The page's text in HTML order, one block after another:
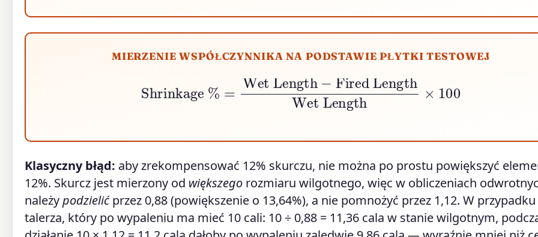
MIERZENIE WSPÓŁCZYNNIKA NA PODSTAWIE PŁYTKI TESTOWEJ
Wet Length−Fired LengthWet Length
Klasyczny błąd: aby zrekompensować 12% skurczu, nie można po prostu powiększyć
12%. Skurcz jest mierzony od większego rozmiaru wilgotnego, więc w obliczeniach
należypodzielićprzez 0,88 (powiększenie o 13,64%), a nie pomnożyć przez 1,12. W przypadku
talerza, który po wypaleniu ma mieć 10 cali: 10 ÷ 0,88 = 11,36 cala w stanie wilgotnym,